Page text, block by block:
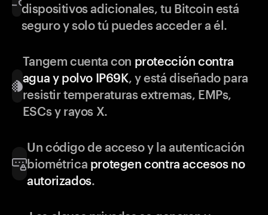
dispositivos adicionales, tu Bitcoin está
seguro y solo tú puedes acceder a él.
Tangem cuenta con protección contra
agua y polvo IP69K, y está diseñado para
resistir temperaturas extremas, EMPs,
ESCs y rayos X.
Un código de acceso y la autenticación
biométrica protegen contra accesos no
autorizados.